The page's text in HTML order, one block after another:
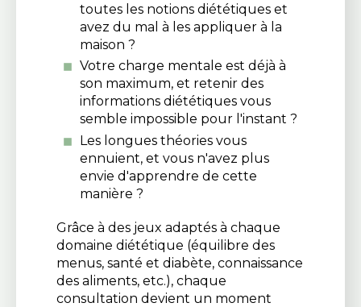
toutes les notions diététiques et
avez du mal à les appliquer à la
maison ?
Votre charge mentale est déjà à
son maximum, et retenir des
informations diététiques vous
semble impossible pour l'instant ?
Les longues théories vous
ennuient, et vous n'avez plus
envie d'apprendre de cette
manière ?
Grâce à des jeux adaptés à chaque
domaine diététique (équilibre des
menus, santé et diabète, connaissance
des aliments, etc.), chaque
consultation devient un moment